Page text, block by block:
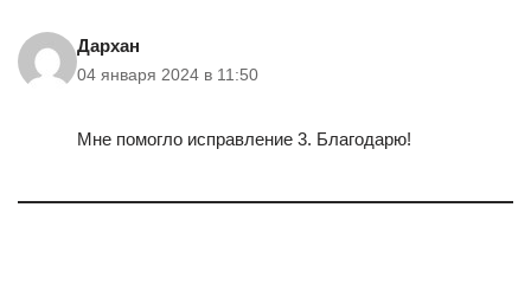
Дархан
04 января 2024 в 11:50
Мне помогло исправление 3. Благодарю!